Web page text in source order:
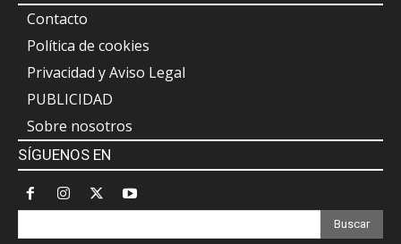
Contacto
Política de cookies
Privacidad y Aviso Legal
PUBLICIDAD
Sobre nosotros
SÍGUENOS EN
Buscar